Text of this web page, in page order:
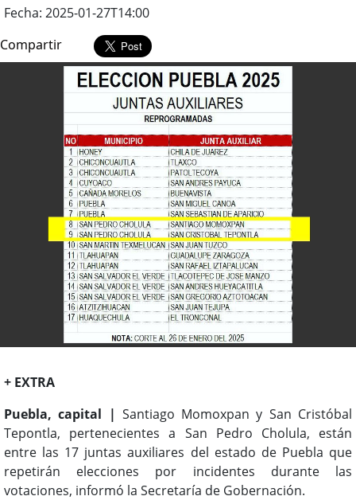
Fecha: 2025-01-27T14:00
Compartir
+ EXTRA
Puebla, capital | Santiago Momoxpan y San Cristóbal
Tepontla, pertenecientes a San Pedro Cholula, están
entre las 17 juntas auxiliares del estado de Puebla que
repetirán elecciones por incidentes durante las
votaciones, informó la Secretaría de Gobernación.